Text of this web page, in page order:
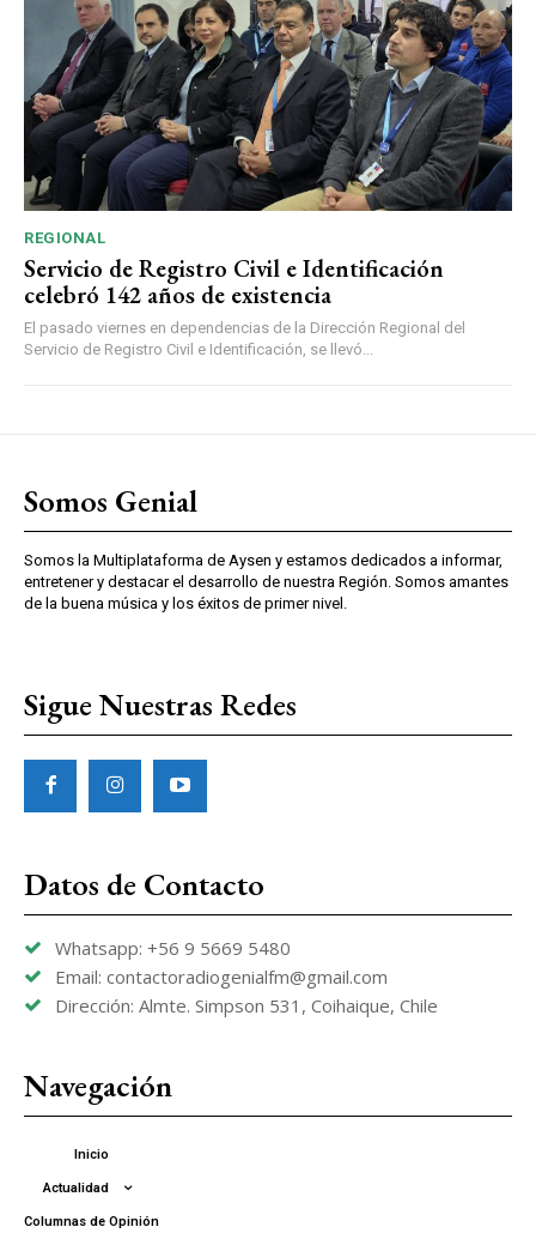
REGIONAL
Servicio de Registro Civil e Identificación
celebró 142 años de existencia
El pasado viernes en dependencias de la Dirección Regional del
Servicio de Registro Civil e Identificación, se llevó...
Somos Genial
Somos la Multiplataforma de Aysen y estamos dedicados a informar,
entretener y destacar el desarrollo de nuestra Región. Somos amantes
de la buena música y los éxitos de primer nivel.
Sigue Nuestras Redes
Datos de Contacto
Whatsapp: +56 9 5669 5480
Email: contactoradiogenialfm@gmail.com
Dirección: Almte. Simpson 531, Coihaique, Chile
Navegación
Inicio
Actualidad
Columnas de Opinión